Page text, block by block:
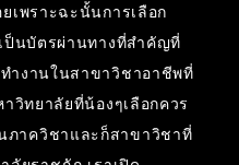
เพราะฉะนั้นการเลือก
ป็นบัตรผ่านทางที่สำคัญที่
ำงานในสาขาวิชาอาชีพที่
วิทยาลัยที่น้องๆเลือกควร
าควิชาและก็สาขาวิชาที่